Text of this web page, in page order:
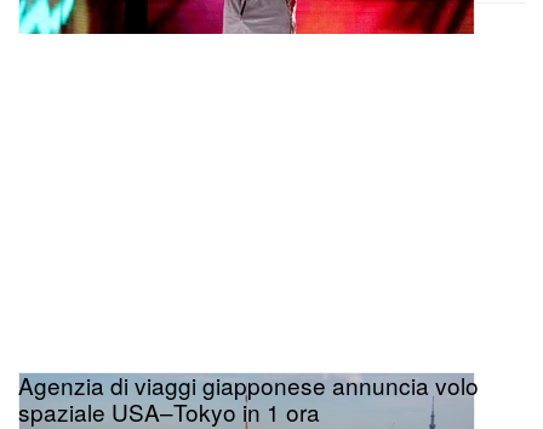
Agenzia di viaggi giapponese annuncia volo
spaziale USA–Tokyo in 1 ora